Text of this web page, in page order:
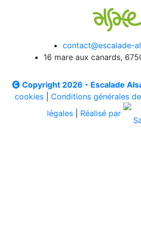
contact@escalade-
16 mare aux canards,
Copyright 2026 - Escalade
cookies| Conditions générales
légales
Réalisé par